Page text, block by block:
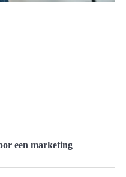
een marketing